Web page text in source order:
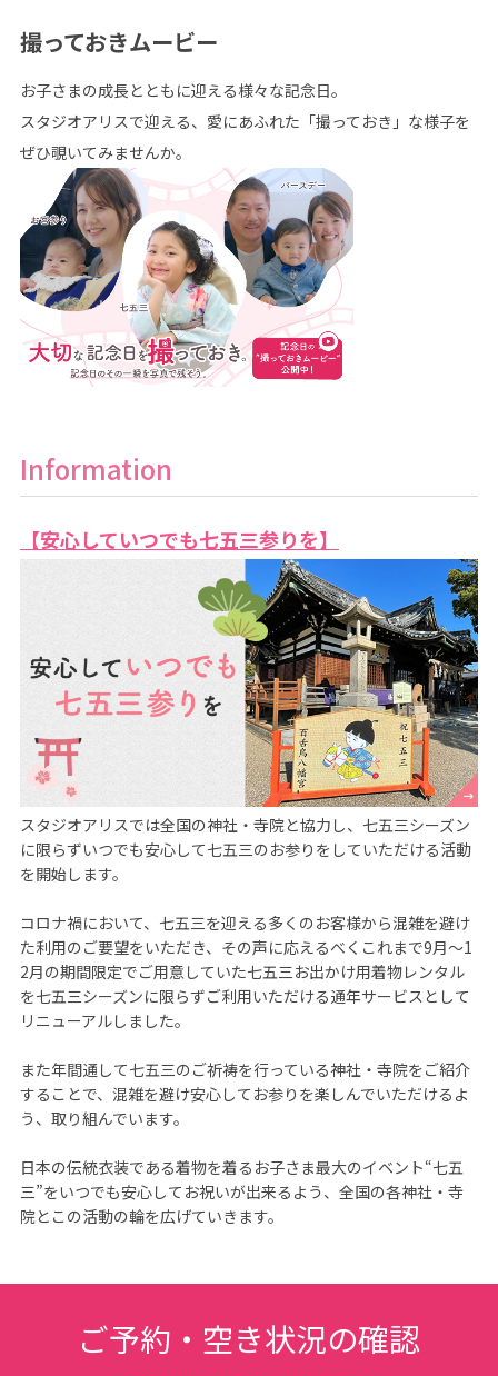
撮っておきムービー
お子さまの成長とともに迎える様々な記念日。
スタジオアリスで迎える、愛にあふれた「撮っておき」な様子を
ぜひ覗いてみませんか。
Information
【安心していつでも七五三参りを】
スタジオアリスでは全国の神社・寺院と協力し、七五三シーズン
に限らずいつでも安心して七五三のお参りをしていただける活動
を開始します。
コロナ禍において、七五三を迎える多くのお客様から混雑を避け
た利用のご要望をいただき、その声に応えるべくこれまで9月～1
2月の期間限定でご用意していた七五三お出かけ用着物レンタル
を七五三シーズンに限らずご利用いただける通年サービスとして
リニューアルしました。
また年間通して七五三のご祈祷を行っている神社・寺院をご紹介
することで、混雑を避け安心してお参りを楽しんでいただけるよ
う、取り組んでいます。
日本の伝統衣装である着物を着るお子さま最大のイベント“七五
三”をいつでも安心してお祝いが出来るよう、全国の各神社・寺
院とこの活動の輪を広げていきます。
ご予約・空き状況の確認